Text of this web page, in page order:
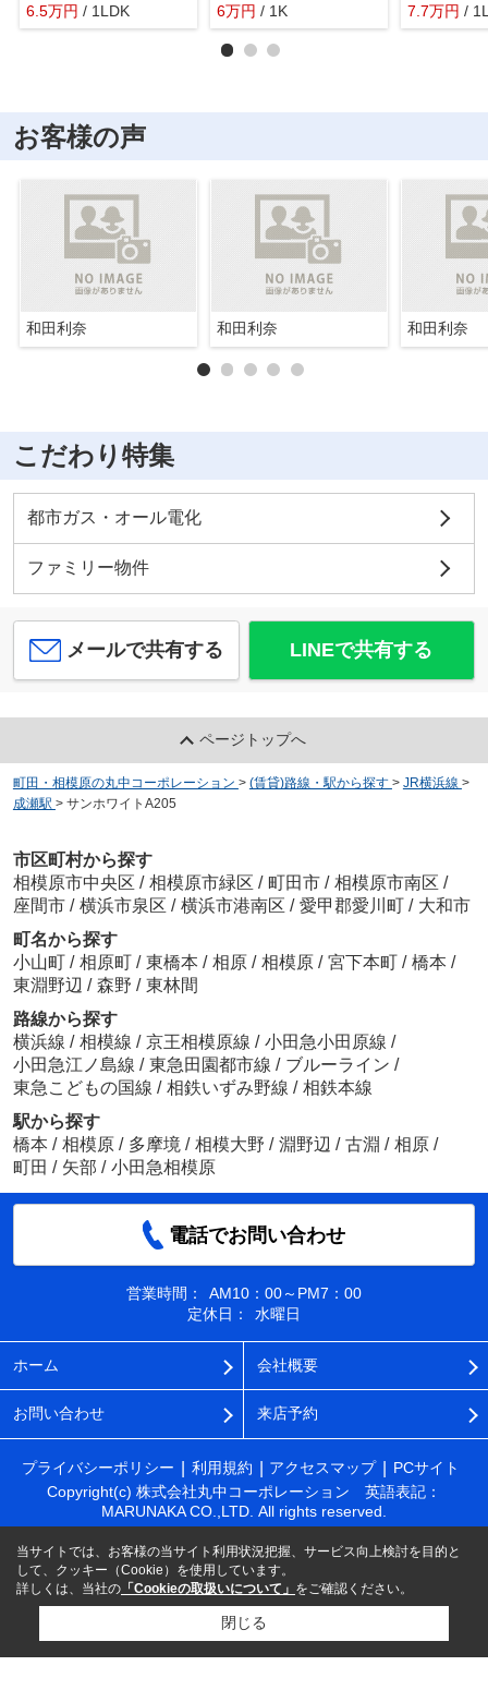
6.5万円 / 1LDK
6万円 / 1K
7.7万円 /
お客様の声
和田利奈 和田利奈 和田利奈
こだわり特集
都市ガス・オール電化
ファミリー物件
メールで共有する LINEで共有する
ページトップへ
町田・相模原の丸中コーポレーション > (賃貸)路線・駅から探す > JR横浜線 >
成瀬駅 > サンホワイトA205
市区町村から探す
相模原市中央区 / 相模原市緑区 / 町田市 / 相模原市南区 /
座間市 / 横浜市泉区 / 横浜市港南区 / 愛甲郡愛川町 / 大和市
町名から探す
小山町 / 相原町 / 東橋本 / 相原 / 相模原 / 宮下本町 / 橋本 /
東淵野辺 / 森野 / 東林間
路線から探す
横浜線 / 相模線 / 京王相模原線 / 小田急小田原線 /
小田急江ノ島線 / 東急田園都市線 / ブルーライン /
東急こどもの国線 / 相鉄いずみ野線 / 相鉄本線
駅から探す
橋本 / 相模原 / 多摩境 / 相模大野 / 淵野辺 / 古淵 / 相原 /
町田 / 矢部 / 小田急相模原
電話でお問い合わせ
営業時間：
AM10：00～PM7：00
定休日：
水曜日
ホーム 会社概要
お問い合わせ 来店予約
プライバシーポリシー 利用規約 アクセスマップ
PCサイト
Copyright(c) 株式会社丸中コーポレーション 英語表記：
MARUNAKA CO.,LTD. All rights reserved.
当サイトでは、お客様の当サイト利用状況把握、サービス向上検討を目的と
して、クッキー（Cookie）を使用しています。
詳しくは、当社の 「Cookieの取扱いについて」 をご確認ください。
閉じる